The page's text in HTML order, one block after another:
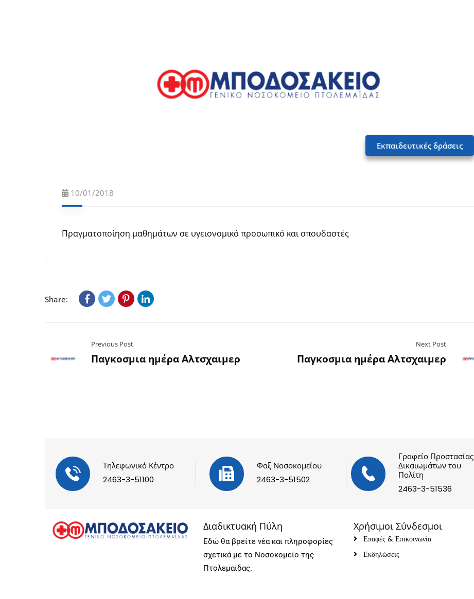
Εκπαιδευτικές δράσεις
10/01/2018
Πραγματοποίηση μαθημάτων σε υγειονομικό προσωπικό και σπουδαστές
Share:
Previous Post
Παγκοσμια ημέρα Αλτσχαιμερ
Next Post
Παγκοσμια ημέρα Αλτσχαιμερ
Τηλεφωνικό Κέντρο
2463-3-51100
Φαξ Νοσοκομείου
2463-3-51502
Γραφείο Προστασίας
Δικαιωμάτων του
Πολίτη
2463-3-51536
Διαδικτυακή Πύλη
Εδώ θα βρείτε νέα και πληροφορίες
σχετικά με το Νοσοκομείο της
Πτολεμαίδας.
Χρήσιμοι Σύνδεσμοι
Επαφές & Επικοινωνία
Εκδηλώσεις